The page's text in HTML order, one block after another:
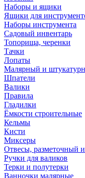
Наборы и ящики
Ящики для
Наборы инструмента
Садовый инвентарь
Топорища, черенки
Тачки
Лопаты
Малярный и
Шпатели
Валики
Правила
Гладилки
Ёмкости строительные
Кельмы
Кисти
Миксеры
Отвесы, разметочный
Ручки для валиков
Терки и полутерки
Ванночки малярные